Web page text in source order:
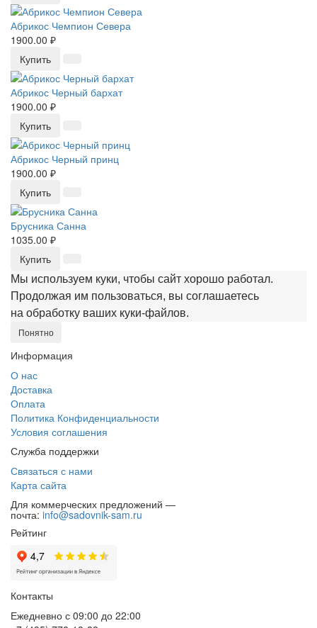
Абрикос Чемпион Севера
1900.00 ₽
Купить
Абрикос Черный бархат
1900.00 ₽
Купить
Абрикос Черный принц
1900.00 ₽
Купить
Брусника Санна
1035.00 ₽
Купить
Мы используем куки, чтобы сайт хорошо работал.
Продолжая им пользоваться, вы соглашаетесь
на обработку ваших куки‑файлов.
Понятно
Информация
О нас
Доставка
Оплата
Политика Конфиденциальности
Условия соглашения
Служба поддержки
Связаться с нами
Карта сайта
Для коммерческих предложений —
почта: info@sadovnik-sam.ru
Рейтинг
Контакты
Ежедневно с 09:00 до 22:00